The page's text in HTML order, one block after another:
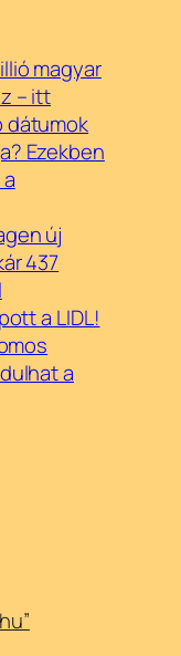
magyar
– itt
dátumok
Ezekben
új
437
a LIDL!
a